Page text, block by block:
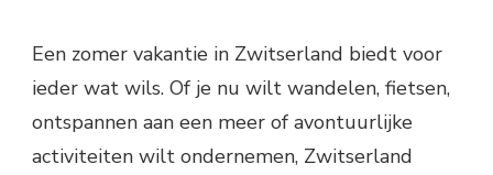
Een zomer vakantie in Zwitserland biedt voor
ieder wat wils. Of je nu wilt wandelen, fietsen,
ontspannen aan een meer of avontuurlijke
activiteiten wilt ondernemen, Zwitserland